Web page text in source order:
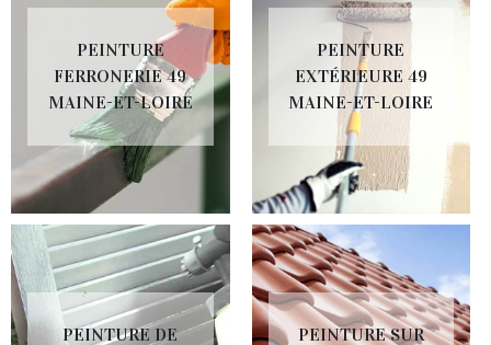
PEINTURE
FERRONERIE 49
MAINE-ET-LOIRE
PEINTURE
EXTÉRIEURE 49
MAINE-ET-LOIRE
PEINTURE DE
PEINTURE SUR